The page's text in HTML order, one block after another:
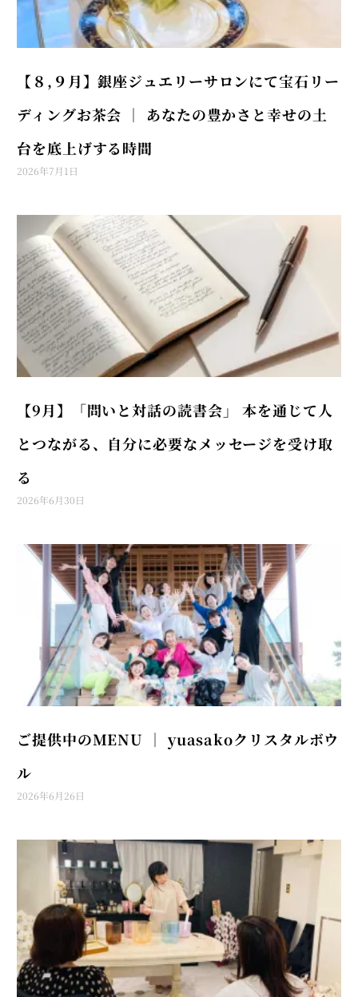
【８,９月】銀座ジュエリーサロンにて宝石リー
ディングお茶会 │ あなたの豊かさと幸せの土
台を底上げする時間
2026年7月1日
【9月】「問いと対話の読書会」 本を通じて人
とつながる、自分に必要なメッセージを受け取
る
2026年6月30日
ご提供中のMENU │ yuasakoクリスタルボウ
ル
2026年6月26日